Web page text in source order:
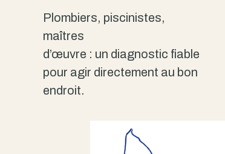
Plombiers, piscinistes,
maîtres
d’œuvre : un diagnostic fiable
pour agir directement au bon
endroit.